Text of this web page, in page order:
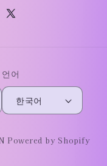
X(Twitter)
언어
한국어
Powered by Shopify